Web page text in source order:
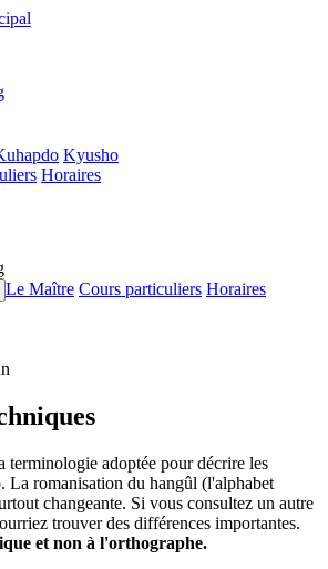
Kyusho
Horaires
Le Maître Cours particuliers Horaires
terminologie adoptée pour décrire les
La romanisation du hangûl (l'alphabet
changeante. Si vous consultez un autre
trouver des différences importantes.
et non à l'orthographe.